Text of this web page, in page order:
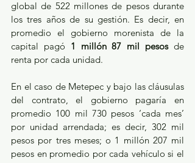
global de 522 millones de pesos durante
los tres años de su gestión. Es decir, en
promedio el gobierno morenista de la
capital pagó 1 millón 87 mil pesos de
renta por cada unidad.
En el caso de Metepec y bajo las cláusulas
del contrato, el gobierno pagaría en
promedio 100 mil 730 pesos ‘cada mes’
por unidad arrendada; es decir, 302 mil
pesos por tres meses; o 1 millón 207 mil
pesos en promedio por cada vehículo si el